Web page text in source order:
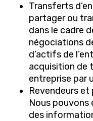
Transferts
partager ou
dans le cadre
négociations
d’actifs de
acquisition de
entreprise par
Revendeurs
Nous
des